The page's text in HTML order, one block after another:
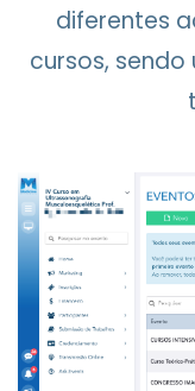
diferentes
cursos,